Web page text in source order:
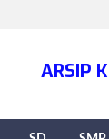
ARSIP